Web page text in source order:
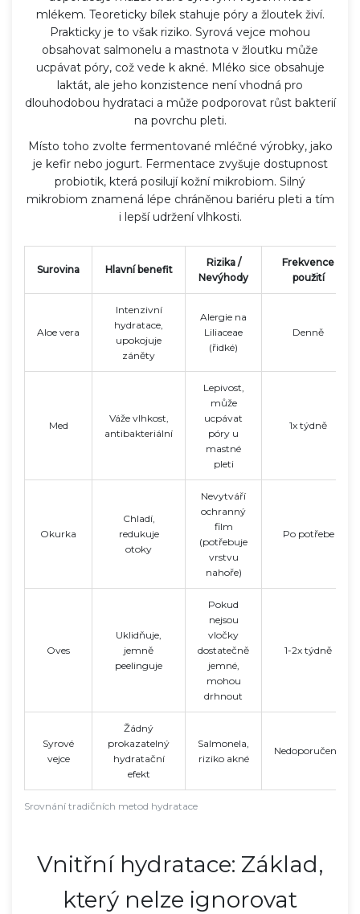
mlékem. Teoreticky bílek stahuje póry a žloutek živí.
Prakticky je to však riziko. Syrová vejce mohou
obsahovat salmonelu a mastnota v žloutku může
ucpávat póry, což vede k akné. Mléko sice obsahuje
laktát, ale jeho konzistence není vhodná pro
dlouhodobou hydrataci a může podporovat růst bakterií
na povrchu pleti.
Místo toho zvolte fermentované mléčné výrobky, jako
je kefir nebo jogurt. Fermentace zvyšuje dostupnost
probiotik, která posilují kožní mikrobiom. Silný
mikrobiom znamená lépe chráněnou bariéru pleti a tím
i lepší udržení vlhkosti.
Srovnání tradičních metod hydratace
Surovina Hlavní benefit
Rizika /
Nevýhody
Frekvence
použití
Aloe vera
Intenzivní
hydratace,
upokojuje
záněty
Alergie na
Liliaceae
(řidké)
Denně
Med
Váže vlhkost,
antibakteriální
Lepivost,
může
ucpávat
póry u
mastné
pleti
1x týdně
Okurka
Chladí,
redukuje
otoky
Nevytváří
ochranný
film
(potřebuje
vrstvu
nahoře)
Po potřebe
Oves
Uklidňuje,
jemně
peelinguje
Pokud
nejsou
vločky
dostatečně
jemné,
mohou
drhnout
1-2x týdně
Syrové
vejce
Žádný
prokazatelný
hydratační
efekt
Salmonela,
riziko akné
Nedoporučeno
Vnitřní hydratace: Základ,
který nelze ignorovat